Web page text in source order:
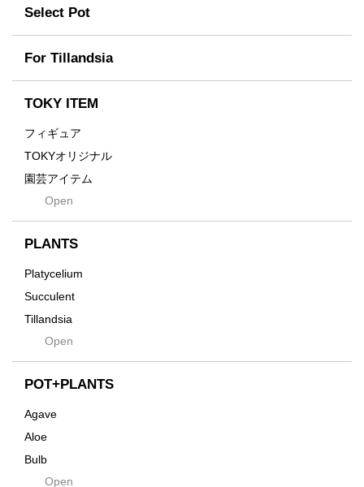
Former
Fused
Earth
emeth
Enhance
Grid
Innocence
Kodama
Native
Progress
Quartz
TETSUYA OZAWA
Scratch
Takehiro Ito
Yuya Iha
Select Pot
For Tillandsia
TOKY ITEM
フィギュア
TOKYオリジナル
園芸アイテム
土・化粧石・活力剤
インテリア・デザイン雑貨
Tシャツ・バッグ
その他
Open
PLANTS
Platycelium
Succulent
Tillandsia
SeedsOpen
POT+PLANTS
Agave
Aloe
Bulb
CactusOpen